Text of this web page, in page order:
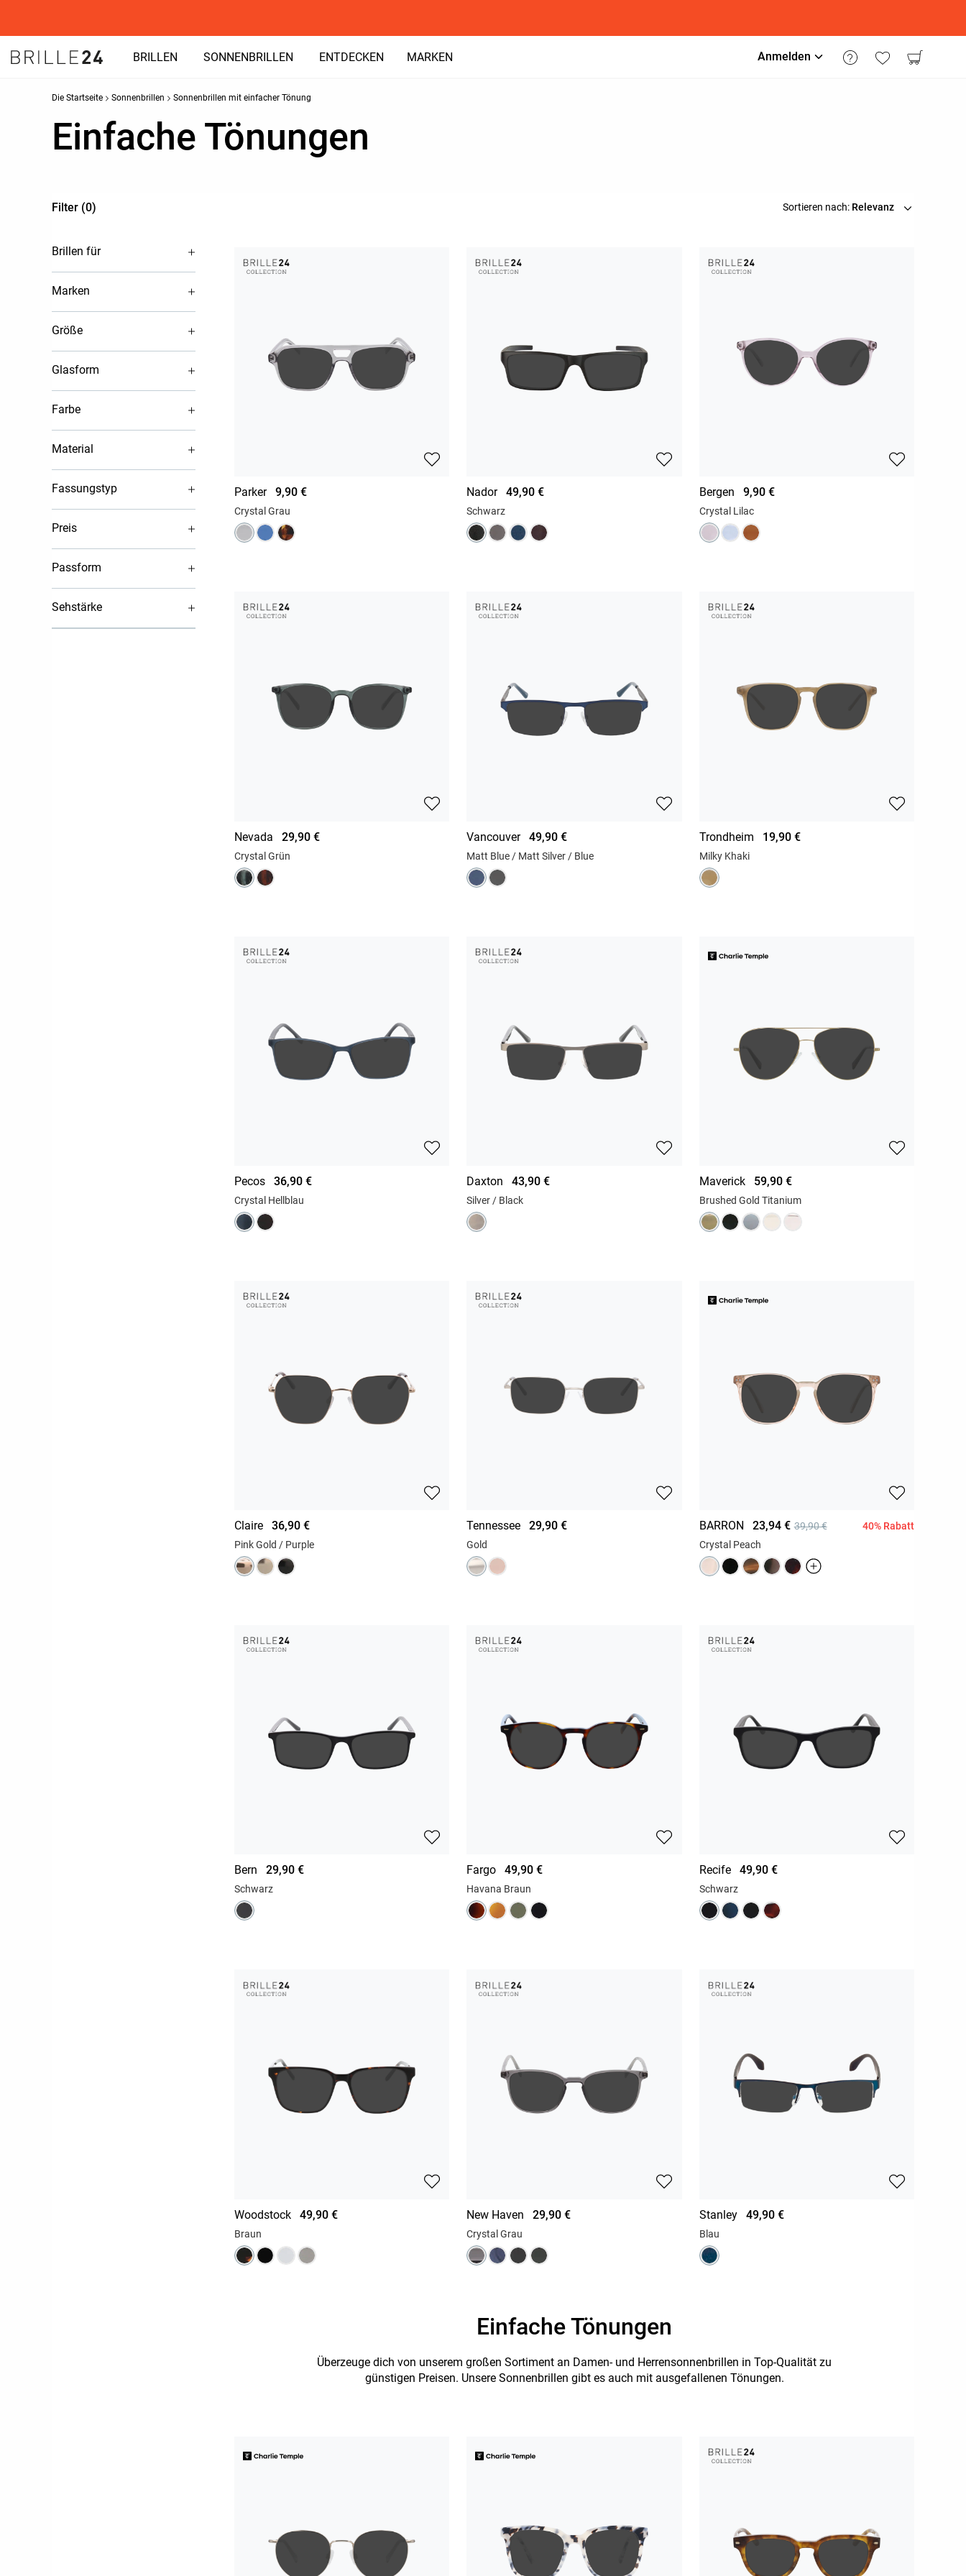
BRILLEN SONNENBRILLEN ENTDECKEN MARKEN Anmelden
Die Startseite Sonnenbrillen Sonnenbrillen mit einfacher Tönung
Einfache Tönungen
Filter (0) Sortieren nach: Relevanz
Brillen für
Marken
Größe
Glasform
Farbe
Material
Fassungstyp
Preis
Passform
Sehstärke
Parker 9,90 €
Crystal Grau
Nador 49,90 €
Schwarz
Bergen 9,90 €
Crystal Lilac
Nevada 29,90 €
Crystal Grün
Vancouver 49,90 €
Matt Blue / Matt Silver / Blue
Trondheim 19,90 €
Milky Khaki
Pecos 36,90 €
Crystal Hellblau
Daxton 43,90 €
Silver / Black
Maverick 59,90 €
Brushed Gold Titanium
Claire 36,90 €
Pink Gold / Purple
Tennessee 29,90 €
Gold
BARRON 23,94 € 39,90 €
40% Rabatt
Crystal Peach
Bern 29,90 €
Schwarz
Fargo 49,90 €
Havana Braun
Recife 49,90 €
Schwarz
Woodstock 49,90 €
Braun
New Haven 29,90 €
Crystal Grau
Stanley 49,90 €
Blau
Einfache Tönungen
Überzeuge dich von unserem großen Sortiment an Damen- und Herrensonnenbrillen in Top-Qualität zu
günstigen Preisen. Unsere Sonnenbrillen gibt es auch mit ausgefallenen Tönungen.